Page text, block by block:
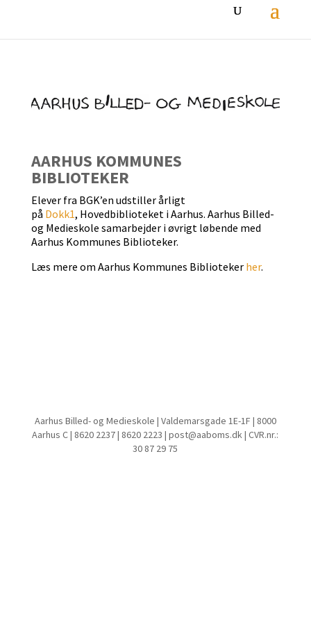
AARHUS KOMMUNES
BIBLIOTEKER
Elever fra BGK’en udstiller årligt
på Dokk1, Hovedbiblioteket i Aarhus. Aarhus Billed-
og Medieskole samarbejder i øvrigt løbende med
Aarhus Kommunes Biblioteker.
Læs mere om Aarhus Kommunes Biblioteker her.
Aarhus Billed- og Medieskole | Valdemarsgade 1E-1F | 8000
Aarhus C | 8620 2237 | 8620 2223 | post@aaboms.dk | CVR.nr.:
30 87 29 75